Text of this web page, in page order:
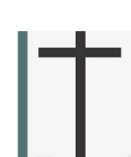
espiritual dos filhos. O
vitórias retumbantes
dentro do lar. A
desafio ainda hoje.
princípios importantes
que é exemplo para os